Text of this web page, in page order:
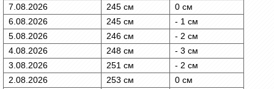
7.08.2026
245 см
0 см
6.08.2026
245 см
- 1 см
5.08.2026
246 см
- 2 см
4.08.2026
248 см
- 3 см
3.08.2026
251 см
- 2 см
2.08.2026
253 см
0 см